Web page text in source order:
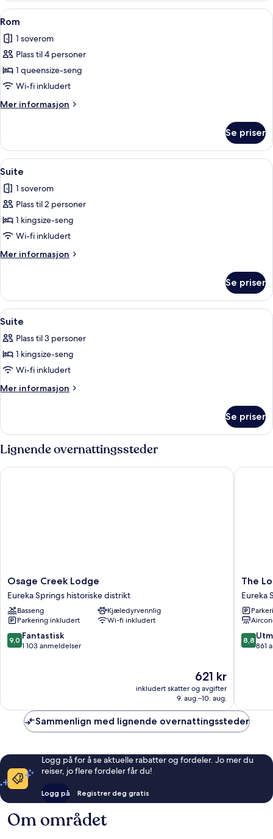
Åpne
alle
bildene
av
Rom
Rom | Skrivebord,
1
Rom
1 soverom
Plass til 4 personer
1 queensize-seng
Wi-fi inkludert
Mer informasjon
Mer
Se priser
Åpne
alle
bildene
av
Suite
Suite | Skrivebord,
4
Suite
1 soverom
Plass til 2 personer
1 kingsize-seng
Wi-fi inkludert
Mer informasjon
Mer
Se priser
Åpne
alle
bildene
av
Suite
Suite | Skrivebord,
6
Suite
Plass til 3 personer
1 kingsize-seng
Wi-fi inkludert
Mer informasjon
Mer
Se priser
Lignende overnattingssteder
Osage
Creek
Lodge
Eureka
Springs
historiske
distrikt
Osage Creek Lodge
Eureka Springs historiske distrikt
Basseng
Kjæledyrvennlig
Parkering inkludert
Wi-fi inkludert
9.0
av
9,0 Fantastisk
1 103 anmeldelser
Prisen
621 kr
621 kr
inkludert skatter og avgifter
9. aug.–10. aug.
Osage Creek Lodge
The
Lodge
Eureka
Springs
The
Eureka
8.8
av
8,8
861
The
Sammenlign med lignende overnattingssteder
Logg på for å se aktuelle rabatter og fordeler. Jo mer du
reiser, jo flere fordeler får du!
Logg på Registrer deg gratis
Om området